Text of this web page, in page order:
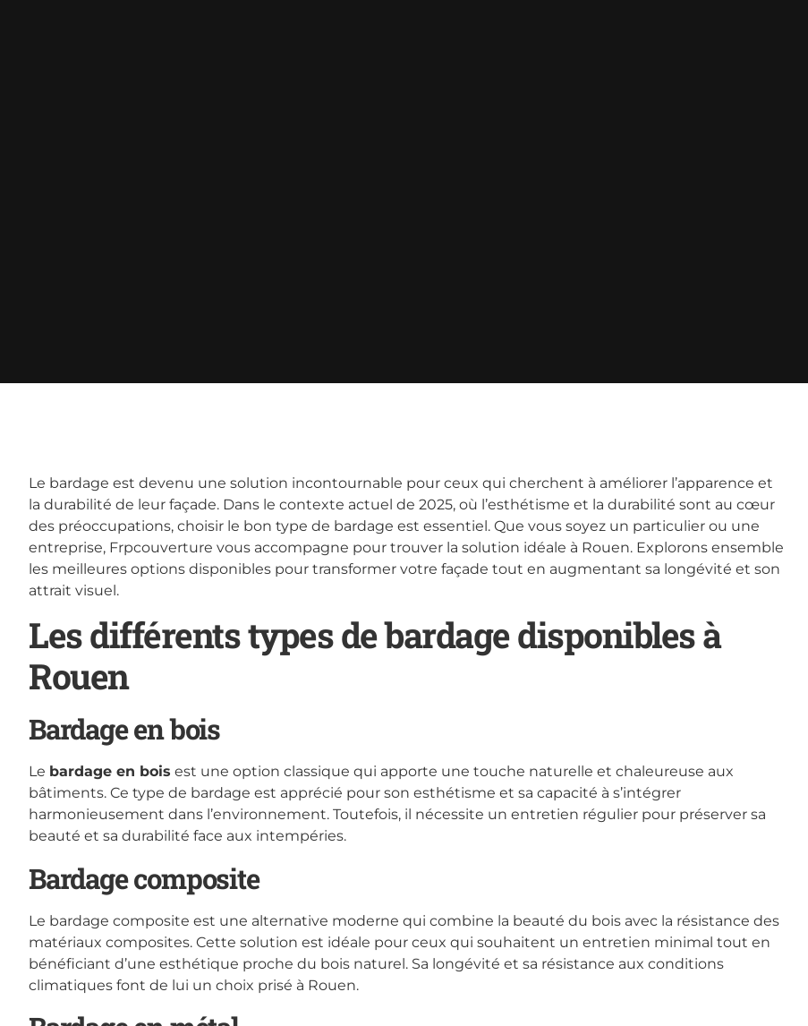
Le bardage est devenu une solution incontournable pour ceux qui cherchent à améliorer l’apparence et
la durabilité de leur façade. Dans le contexte actuel de 2025, où l’esthétisme et la durabilité sont au cœur
des préoccupations, choisir le bon type de bardage est essentiel. Que vous soyez un particulier ou une
entreprise, Frpcouverture vous accompagne pour trouver la solution idéale à Rouen. Explorons ensemble
les meilleures options disponibles pour transformer votre façade tout en augmentant sa longévité et son
attrait visuel.
Les différents types de bardage disponibles à
Rouen
Bardage en bois
Le bardage en bois est une option classique qui apporte une touche naturelle et chaleureuse aux
bâtiments. Ce type de bardage est apprécié pour son esthétisme et sa capacité à s’intégrer
harmonieusement dans l’environnement. Toutefois, il nécessite un entretien régulier pour préserver sa
beauté et sa durabilité face aux intempéries.
Bardage composite
Le bardage composite est une alternative moderne qui combine la beauté du bois avec la résistance des
matériaux composites. Cette solution est idéale pour ceux qui souhaitent un entretien minimal tout en
bénéficiant d’une esthétique proche du bois naturel. Sa longévité et sa résistance aux conditions
climatiques font de lui un choix prisé à Rouen.